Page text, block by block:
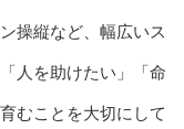
操縦など、幅広いス
人を助けたい」「命
むことを大切にして